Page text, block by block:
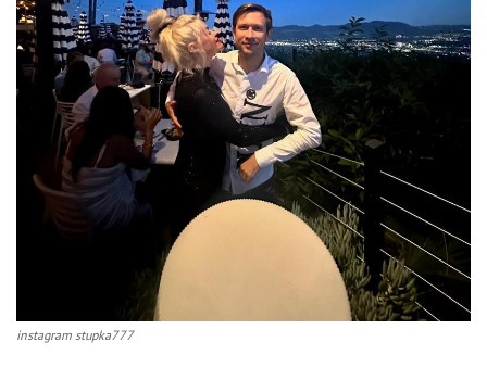
instagram stupka777